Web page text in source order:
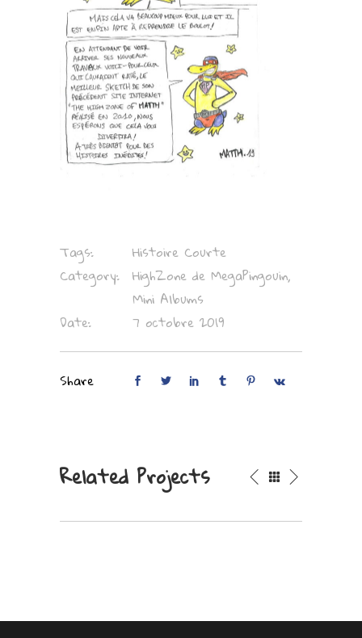
Tags:
Histoire Courte
Category: HighZone de MegaPingouin,
Mini Albums
Date:
7 octobre 2019
Share
Related Projects